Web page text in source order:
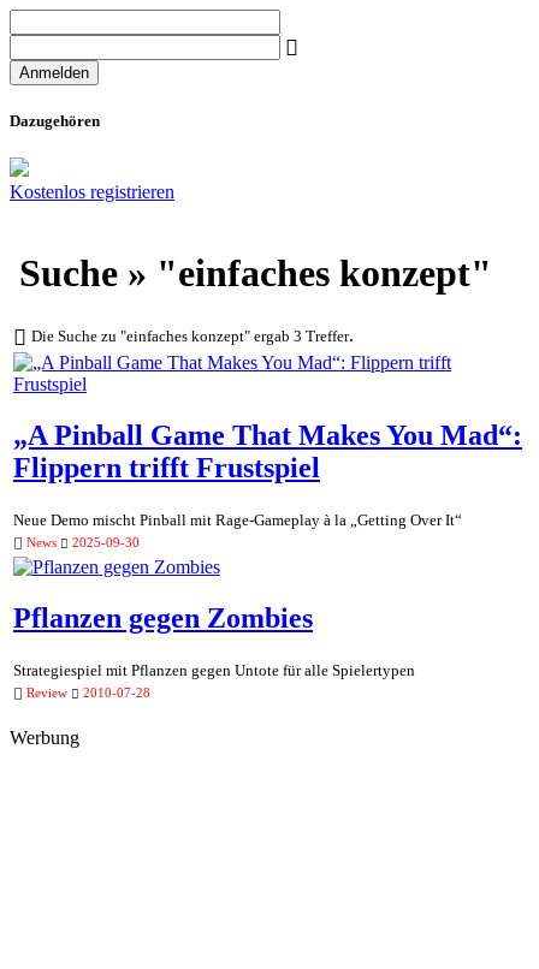
Dazugehören
Kostenlos registrieren
Suche » "einfaches konzept"
Die Suche zu "einfaches konzept" ergab 3 Treffer.
„A Pinball Game That Makes You Mad“:
Flippern trifft Frustspiel
Neue Demo mischt Pinball mit Rage-Gameplay à la „Getting Over It“
News 2025-09-30
Pflanzen gegen Zombies
Strategiespiel mit Pflanzen gegen Untote für alle Spielertypen
Review 2010-07-28
Werbung